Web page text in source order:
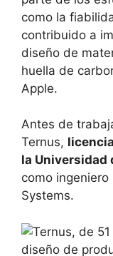
como la
contribuido a
diseño de
huella de
Apple.
Antes de
Ternus,
la Universidad
como
Systems.